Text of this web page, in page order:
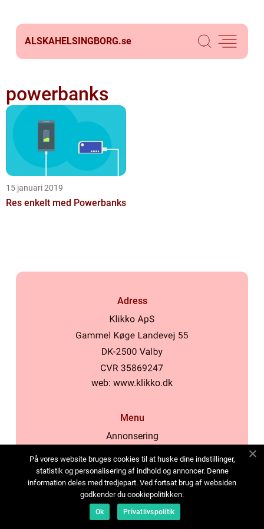
ALSKAHELSINGBORG.se
powerbanks
15 januari 2019
Res enkelt med Powerbanks
Adress
web: www.klikko.dk
Menu
Annonsering
Cookies
Kontakta oss
Sitemap
På vores website bruges cookies til at huske dine indstillinger,
statistik og personalisering af indhold og annoncer. Denne
information deles med tredjepart. Ved fortsat brug af websiden
godkender du cookiepolitikken.
Ok Privatlivspolitik